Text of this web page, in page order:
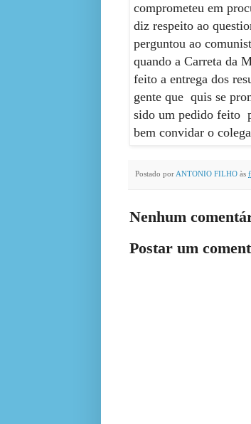
comprometeu em
diz respeito ao
perguntou ao
quando a Carreta da
feito a entrega dos
gente que quis se
sido um pedido feito
bem convidar o
Postado por ANTONIO FILHO às
Nenhum
Postar um